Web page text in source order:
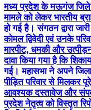
मध्य प्रदेश के मऊगंज
मामले को लेकर भारतीय
हो गई है। संगठन द्वारा
कोमल द्विवेदी एवं उनके
मारपीट, धमकी और
दावा किया गया है कि
गई। महासभा ने अपने जिला
पीड़ित परिवार से मिलकर
आवश्यक दस्तावेज और
प्रदेश नेतृत्व को विस्तृत